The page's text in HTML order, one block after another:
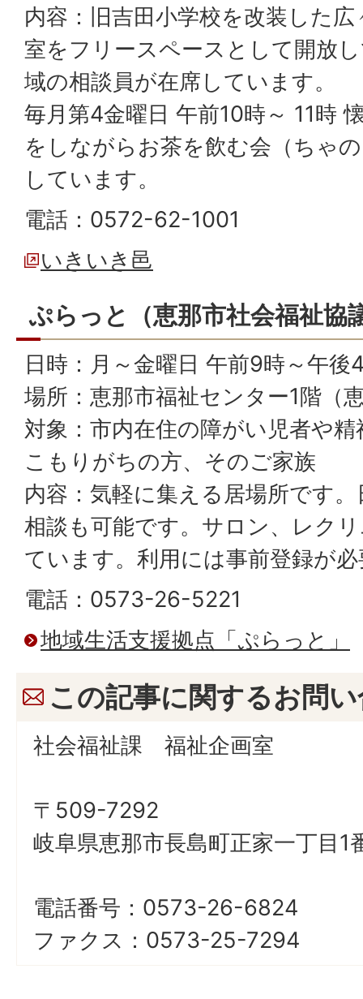
内容：旧吉田小学校を改装した
室をフリースペースとして開放
域の相談員が在席しています。
毎月第4金曜日 午前10時～ 11時
をしながらお茶を飲む会（ちゃ
しています。
電話：0572-62-1001
いきいき邑
ぷらっと（恵那市社会福祉協
日時：月～金曜日 午前9時～午後
場所：恵那市福祉センター1階（
対象：市内在住の障がい児者や
こもりがちの方、そのご家族
内容：気軽に集える居場所です
相談も可能です。サロン、レク
ています。利用には事前登録が
電話：0573-26-5221
地域生活支援拠点「ぷらっと」
この記事に関するお問
社会福祉課 福祉企画室
〒509-7292
岐阜県恵那市長島町正家一丁目
電話番号：0573-26-6824
ファクス：0573-25-7294